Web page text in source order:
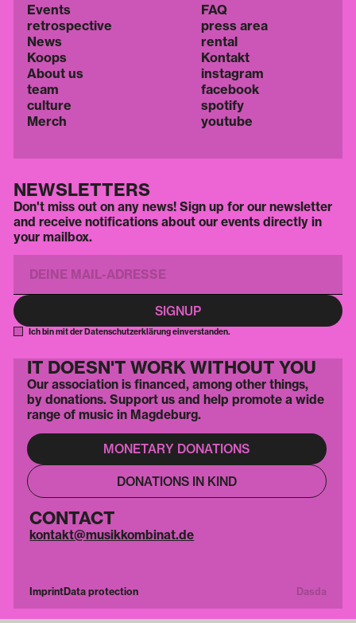
Events
retrospective
News
Koops
About us
team
culture
Merch
FAQ
press area
rental
Kontakt
instagram
facebook
spotify
youtube
NEWSLETTERS
Don't miss out on any news! Sign up for our newsletter
and receive notifications about our events directly in
your mailbox.
Ich bin mit der Datenschutzerklärung einverstanden.
IT DOESN'T WORK WITHOUT YOU
Our association is financed, among other things,
by donations. Support us and help promote a wide
range of music in Magdeburg.
MONETARY DONATIONS
DONATIONS IN KIND
CONTACT
kontakt@musikkombinat.de
Imprint Data protection Dasda